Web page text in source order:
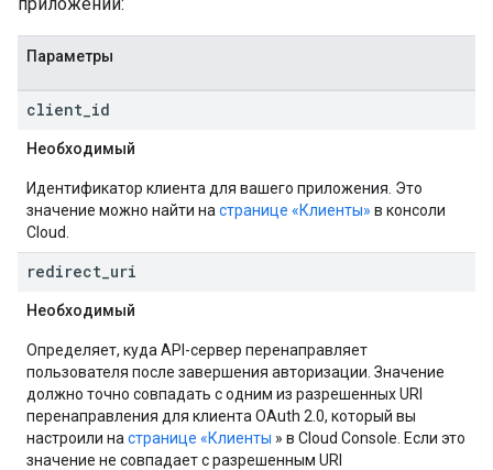
Параметры
client id
Необходимый
Идентификатор клиента для вашего приложения. Это
значение можно найти на странице «Клиенты» в консоли
Cloud.
redirect uri
Необходимый
Определяет, куда API-сервер перенаправляет
пользователя после завершения авторизации. Значение
должно точно совпадать с одним из разрешенных URI
перенаправления для клиента OAuth 2.0, который вы
настроили на странице «Клиенты » в Cloud Console. Если это
значение не совпадает с разрешенным URI